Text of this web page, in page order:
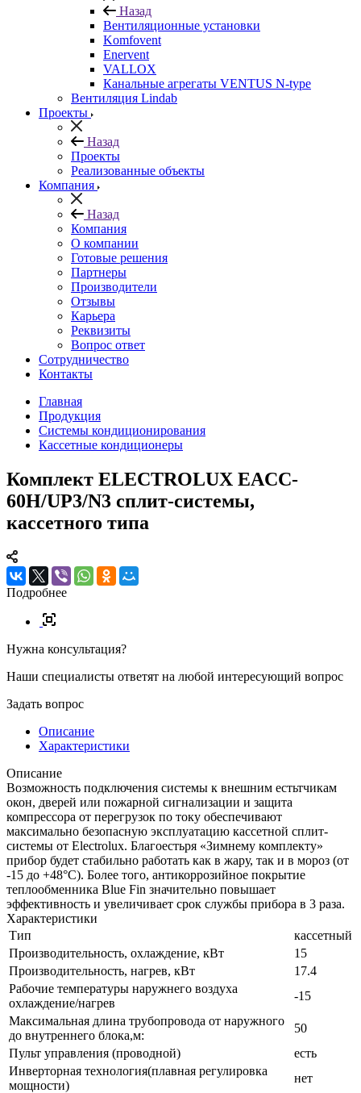
Назад
Вентиляционные установки
Komfovent
Enervent
VALLOX
Канальные агрегаты VENTUS N-type
Вентиляция Lindab
Проекты
Назад
Проекты
Реализованные объекты
Компания
Назад
Компания
О компании
Готовые решения
Партнеры
Производители
Отзывы
Карьера
Реквизиты
Вопрос ответ
Сотрудничество
Контакты
Главная
Продукция
Системы кондиционирования
Кассетные кондиционеры
Комплект ELECTROLUX EACC-
60H/UP3/N3 сплит-системы,
кассетного типа
Подробнее
Нужна консультация?
Наши специалисты ответят на любой интересующий вопрос
Задать вопрос
Описание
Характеристики
Описание
Возможность подключения системы к внешним естьтчикам
окон, дверей или пожарной сигнализации и защита
компрессора от перегрузок по току обеспечивают
максимально безопасную эксплуатацию кассетной сплит-
системы от Electrolux. Благоестьря «Зимнему комплекту»
прибор будет стабильно работать как в жару, так и в мороз (от
-15 до +48°С). Более того, антикоррозийное покрытие
теплообменника Blue Fin значительно повышает
эффективность и увеличивает срок службы прибора в 3 раза.
Характеристики
Тип
кассетный
Производительность, охлаждение, кВт
15
Производительность, нагрев, кВт
17.4
Рабочие температуры наружнего воздуха
охлаждение/нагрев
-15
Максимальная длина трубопровода от наружного
до внутреннего блока,м:
50
Пульт управления (проводной)
есть
Инверторная технология(плавная регулировка
мощности)
нет